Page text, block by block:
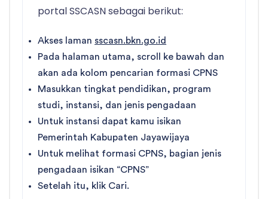
portal SSCASN sebagai berikut:
Akses laman sscasn.bkn.go.id
Pada halaman utama, scroll ke bawah dan
akan ada kolom pencarian formasi CPNS
Masukkan tingkat pendidikan, program
studi, instansi, dan jenis pengadaan
Untuk instansi dapat kamu isikan
Pemerintah Kabupaten Jayawijaya
Untuk melihat formasi CPNS, bagian jenis
pengadaan isikan “CPNS”
Setelah itu, klik Cari.